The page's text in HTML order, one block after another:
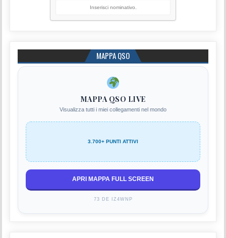
Inserisci nominativo.
MAPPA QSO
MAPPA QSO LIVE
Visualizza tutti i miei collegamenti nel mondo
3.700+ PUNTI ATTIVI
APRI MAPPA FULL SCREEN
73 DE IZ4WNP